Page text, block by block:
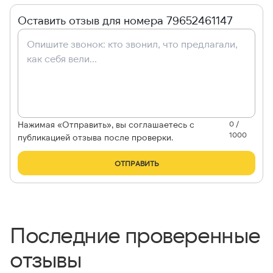
Оставить отзыв для номера 79652461147
Нажимая «Отправить», вы соглашаетесь с
публикацией отзыва после проверки.
0 /
1000
ОТПРАВИТЬ
Последние проверенные
отзывы